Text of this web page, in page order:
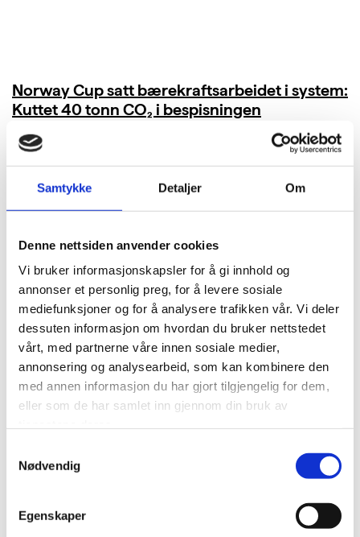
Samtykke Detaljer Om
Denne nettsiden anvender cookies
Vi bruker informasjonskapsler for å gi innhold og
annonser et personlig preg, for å levere sosiale
mediefunksjoner og for å analysere trafikken vår. Vi deler
dessuten informasjon om hvordan du bruker nettstedet
vårt, med partnerne våre innen sosiale medier,
annonsering og analysearbeid, som kan kombinere den
med annen informasjon du har gjort tilgjengelig for dem,
eller som de har samlet inn gjennom din bruk av
Nødvendig
Egenskaper
Norway Cup satt bærekraftsarbeidet i system:
Kuttet 40 tonn CO₂ i bespisningen
LES MER